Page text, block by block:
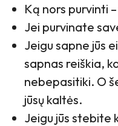
Ką nors purvinti
Jei purvinate
Jeigu sapne jūs
sapnas reiškia,
nebepasitiki. O
jūsų kaltės.
Jeigu jūs stebite